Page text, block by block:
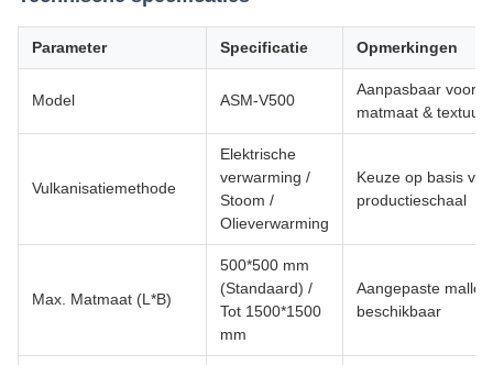
Parameter Specificatie Opmerkingen
Model ASM-V500
Aanpasbaar voor
matmaat & textuur
Vulkanisatiemethode
Elektrische
verwarming /
Stoom /
Olieverwarming
Keuze op basis van
productieschaal
Max. Matmaat (L*B)
500*500 mm
(Standaard) /
Tot 1500*1500
mm
Aangepaste mallen
beschikbaar